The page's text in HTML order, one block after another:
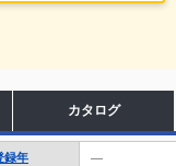
カタログ
録年 ―